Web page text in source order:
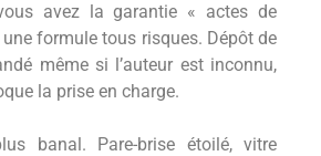
avez la garantie « actes de
formule tous risques. Dépôt de
même si l’auteur est inconnu,
la prise en charge.
banal. Pare-brise étoilé, vitre